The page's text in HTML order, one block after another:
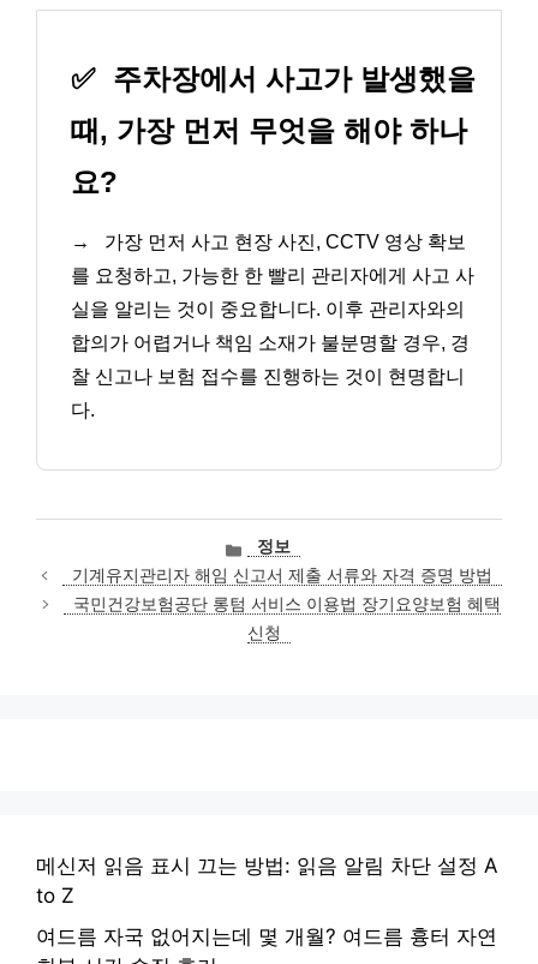
✅ 주차장에서 사고가 발생했을
때, 가장 먼저 무엇을 해야 하나
요?
→
가장 먼저 사고 현장 사진, CCTV 영상 확보
를 요청하고, 가능한 한 빨리 관리자에게 사고 사
실을 알리는 것이 중요합니다. 이후 관리자와의
합의가 어렵거나 책임 소재가 불분명할 경우, 경
찰 신고나 보험 접수를 진행하는 것이 현명합니
다.
카
테
고
리
정보
기계유지관리자 해임 신고서 제출 서류와 자격 증명 방법
국민건강보험공단 롱텀 서비스 이용법 장기요양보험 혜택
신청
메신저 읽음 표시 끄는 방법: 읽음 알림 차단 설정 A
to Z
여드름 자국 없어지는데 몇 개월? 여드름 흉터 자연